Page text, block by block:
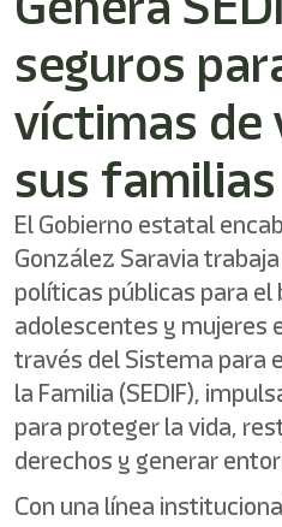
seguros
víctimas de
sus familias
El Gobierno estatal
González Saravia
políticas públicas para el
adolescentes y mujeres
través del Sistema para
la Familia (SEDIF),
para proteger la vida,
derechos y generar
Con una línea